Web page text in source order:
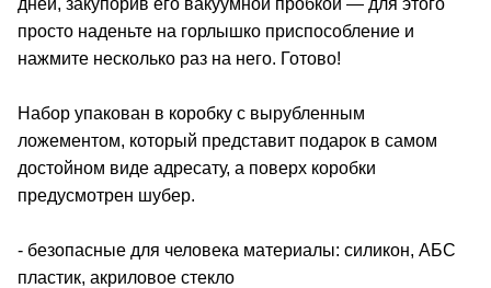
дней, закупорив его вакуумной пробкой — для этого
просто наденьте на горлышко приспособление и
нажмите несколько раз на него. Готово!
Набор упакован в коробку с вырубленным
ложементом, который представит подарок в самом
достойном виде адресату, а поверх коробки
предусмотрен шубер.
- безопасные для человека материалы: силикон, АБС
пластик, акриловое стекло